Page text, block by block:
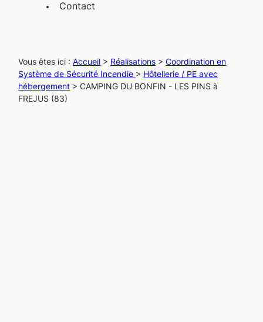
Contact
Vous êtes ici :Accueil > Réalisations >Coordination en
Système de Sécurité Incendie > Hôtellerie / PE avec
hébergement >CAMPING DU BONFIN - LES PINS à
FREJUS (83)